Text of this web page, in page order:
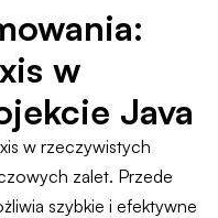
w
Java
w rzeczywistych
zalet. Przede
szybkie i efektywne